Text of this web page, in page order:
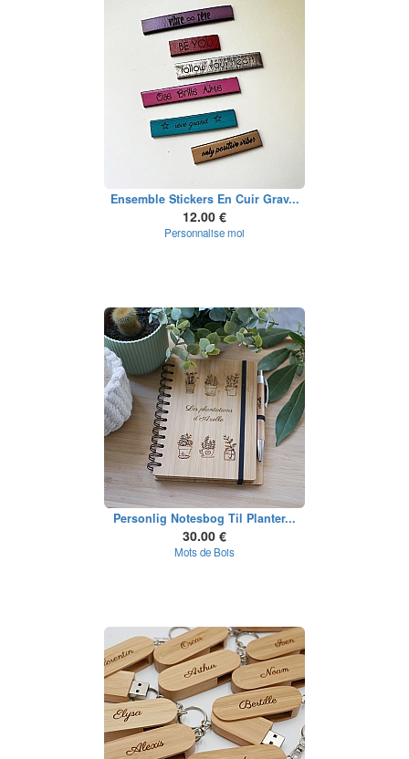
Ensemble Stickers En Cuir Grav...
12.00 €
Personnalise moi
Personlig Notesbog Til Planter...
30.00 €
Mots de Bois